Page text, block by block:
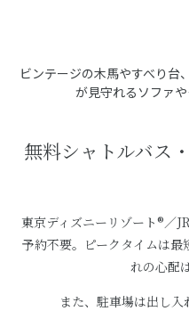
ビンテージの木馬やすべり台
が見守れるソファや
無料シャトルバス
東京ディズニーリゾート®／
予約不要。ピークタイムは
れの心配
また、駐車場は出し入